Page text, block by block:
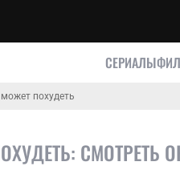
СЕРИАЛЫ
похудеть
СМОТРЕТЬ